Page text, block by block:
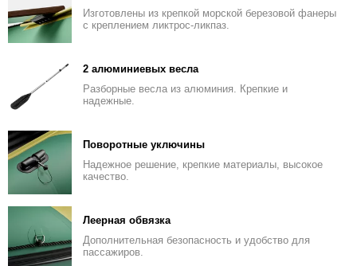
Изготовлены из крепкой морской березовой фанеры
с креплением ликтрос-ликпаз.
2 алюминиевых весла
Разборные весла из алюминия. Крепкие и
надежные.
Поворотные уключины
Надежное решение, крепкие материалы, высокое
качество.
Леерная обвязка
Дополнительная безопасность и удобство для
пассажиров.